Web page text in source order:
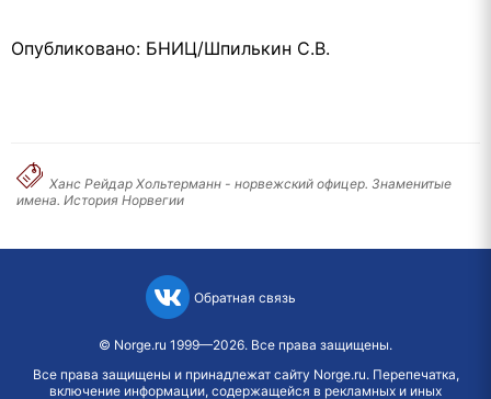
Опубликовано: БНИЦ/Шпилькин С.В.
Ханс Рейдар Хольтерманн - норвежский офицер. Знаменитые
имена. История Норвегии
Обратная связь
© Norge.ru 1999—2026. Все права защищены.
Все права защищены и принадлежат сайту Norge.ru. Перепечатка,
включение информации, содержащейся в рекламных и иных